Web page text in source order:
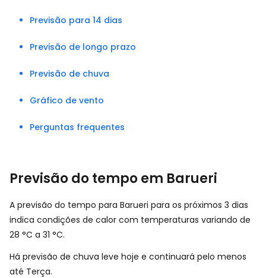
Previsão para 14 dias
Previsão de longo prazo
Previsão de chuva
Gráfico de vento
Perguntas frequentes
Previsão do tempo em Barueri
A previsão do tempo para Barueri para os próximos 3 dias
indica condições de calor com temperaturas variando de
28 °C a 31 °C.
Há previsão de chuva leve hoje e continuará pelo menos
até Terça.